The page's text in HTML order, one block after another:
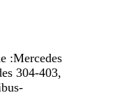
:Mercedes
304-403,